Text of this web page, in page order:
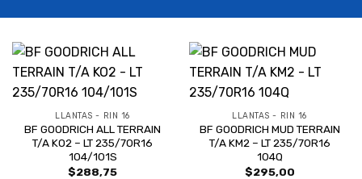
LLANTAS - RIN 16
BF GOODRICH ALL TERRAIN
T/A KO2 – LT 235/70R16
104/101S
$288,75
LLANTAS - RIN 16
BF GOODRICH MUD TERRAIN
T/A KM2 – LT 235/70R16
104Q
$295,00